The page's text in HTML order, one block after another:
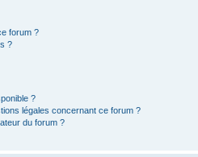
forum ?
?
?
légales concernant ce forum ?
du forum ?